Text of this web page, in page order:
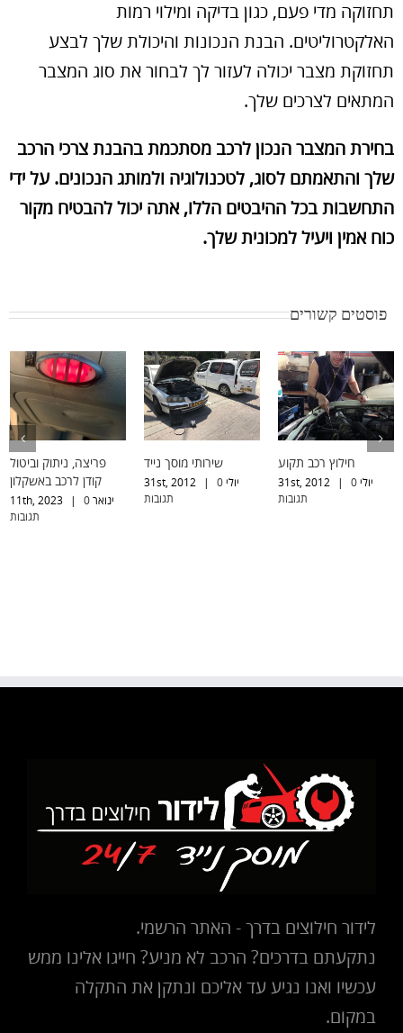
תחזוקה מדי פעם, כגון בדיקה ומילוי רמות
האלקטרוליטים. הבנת הנכונות והיכולת שלך לבצע
תחזוקת מצבר יכולה לעזור לך לבחור את סוג המצבר
המתאים לצרכים שלך.
בחירת המצבר הנכון לרכב מסתכמת בהבנת צרכי הרכב
שלך והתאמתם לסוג, לטכנולוגיה ולמותג הנכונים. על ידי
התחשבות בכל ההיבטים הללו, אתה יכול להבטיח מקור
כוח אמין ויעיל למכונית שלך.
פוסטים קשורים
פריצה, ניתוק וביטול
קודן לרכב באשקלון
ינואר 11th, 2023 |
0
תגובות
שירותי מוסך נייד
יולי 31st, 2012 |
0
תגובות
חילוץ רכב תקוע
יולי 31st, 2012 |
0
תגובות
לידור חילוצים בדרך - האתר הרשמי.
נתקעתם בדרכים? הרכב לא מניע? חייגו אלינו ממש
עכשיו ואנו נגיע עד אליכם ונתקן את התקלה
במקום.